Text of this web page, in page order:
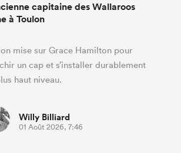
capitaine des Wallaroos
à Toulon
mise sur Grace Hamilton pour
un cap et s’installer durablement
haut niveau.
Willy Billiard
01 Août 2026, 7:46